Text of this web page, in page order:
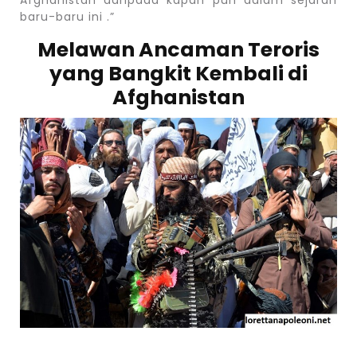
baru-baru ini .”
Melawan Ancaman Teroris
yang Bangkit Kembali di
Afghanistan